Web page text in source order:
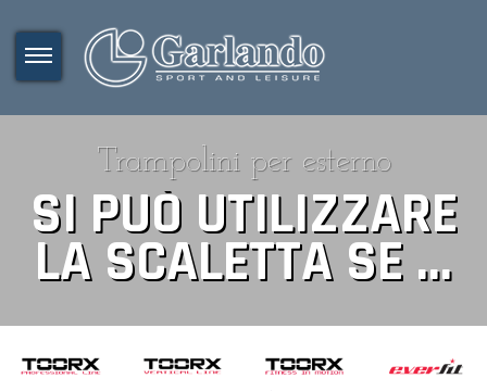
Trampolini per esterno
SI PUÒ UTILIZZARE
LA SCALETTA SE ...